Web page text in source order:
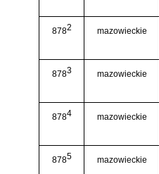
8782 mazowieckie
8783 mazowieckie
8784 mazowieckie
8785 mazowieckie